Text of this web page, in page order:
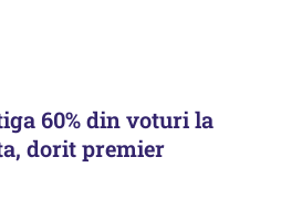
60% din voturi la
dorit premier